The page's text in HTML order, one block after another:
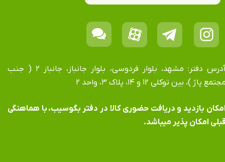
آدرس دفتر: مشهد، بلوار فردوسی، بلوار جانباز، جانباز ۲ ( جنب
پاژ )، بین توکلی ۱۲ و ۱۴، پلاک ۳، واحد ۲
بازدید و دریافت حضوری کالا در دفتر بگوسیب، با هماهنگی
امکان پذیر میباشد.